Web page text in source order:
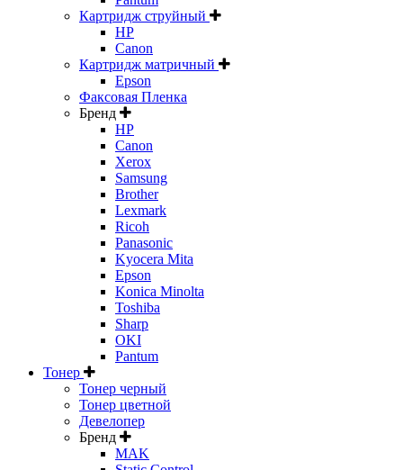
Картридж струйный
HP
Canon
Картридж матричный
Epson
Факсовая Пленка
Бренд
HP
Canon
Xerox
Samsung
Brother
Lexmark
Ricoh
Panasonic
Kyocera Mita
Epson
Konica Minolta
Toshiba
Sharp
OKI
Pantum
Тонер
Тонер черный
Тонер цветной
Девелопер
Бренд
MAK